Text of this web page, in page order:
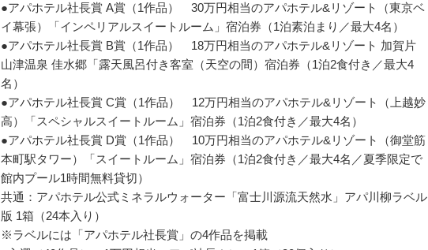
●アパホテル社長賞 A賞（1作品） 30万円相当のアパホテル&リゾート（東京ベ
イ幕張）「インペリアルスイートルーム」宿泊券（1泊素泊まり／最大4名）
●アパホテル社長賞 B賞（1作品） 18万円相当のアパホテル&リゾート 加賀片
山津温泉 佳水郷「露天風呂付き客室（天空の間）宿泊券（1泊2食付き／最大4
名）
●アパホテル社長賞 C賞（1作品） 12万円相当のアパホテル&リゾート（上越妙
高）「スペシャルスイートルーム」宿泊券（1泊2食付き／最大4名）
●アパホテル社長賞 D賞（1作品） 10万円相当のアパホテル&リゾート（御堂筋
本町駅タワー）「スイートルーム」宿泊券（1泊2食付き／最大4名／夏季限定で
館内プール1時間無料貸切）
共通：アパホテル公式ミネラルウォーター「富士川源流天然水」アパ川柳ラベル
版 1箱（24本入り）
※ラベルには「アパホテル社長賞」の4作品を掲載